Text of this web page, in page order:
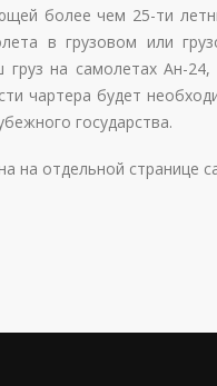
более чем 25-ти
в грузовом или
на самолетах Ан-
чартера будет
государства.
на отдельной странице